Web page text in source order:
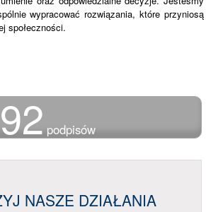
wypracować rozwiązania, które przyniosą
społeczności.
92 podpisów
NASZE DZIAŁANIA